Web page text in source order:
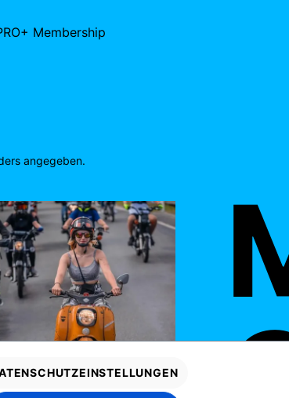
Membership
angegeben.